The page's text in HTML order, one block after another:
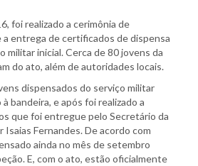
foi realizado a cerimônia de
a entrega de certificados de dispensa
militar inicial. Cerca de 80 jovens da
do ato, além de autoridades locais.
dispensados do serviço militar
bandeira, e após foi realizado a
que foi entregue pelo Secretário da
Isaias Fernandes. De acordo com
ainda no mês de setembro
E, com o ato, estão oficialmente